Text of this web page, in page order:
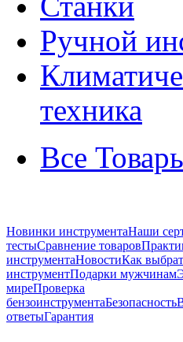
Ручной
техника
Все
Новинки инструментаНаши
тестыСравнение товаров
инструментаНовостиКак
инструментПодарки мужчинам
миреПроверка
бензоинструментаБезопасность
ответыГарантия